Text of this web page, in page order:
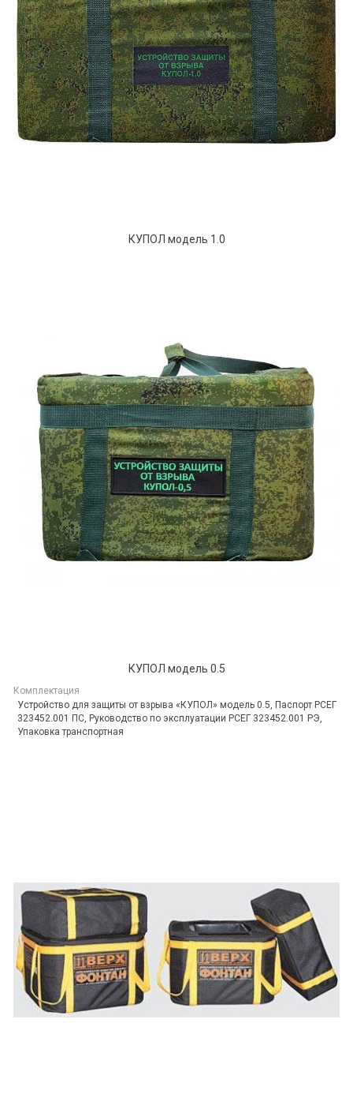
КУПОЛ модель 1.0
КУПОЛ модель 0.5
Комплектация
Устройство для защиты от взрыва «КУПОЛ» модель 0.5, Паспорт РСЕГ
323452.001 ПС, Руководство по эксплуатации РСЕГ 323452.001 РЭ,
Упаковка транспортная